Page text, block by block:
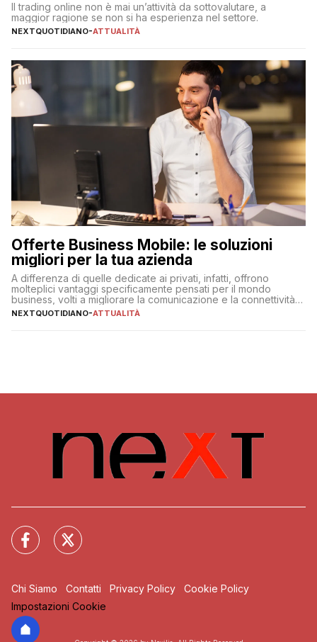
Il trading online non è mai un’attività da sottovalutare, a
maggior ragione se non si ha esperienza nel settore.
NEXTQUOTIDIANO-ATTUALITÀ
Offerte Business Mobile: le soluzioni
migliori per la tua azienda
A differenza di quelle dedicate ai privati, infatti, offrono
molteplici vantaggi specificamente pensati per il mondo
business, volti a migliorare la comunicazione e la connettività
degli utenti
NEXTQUOTIDIANO-ATTUALITÀ
Chi Siamo Contatti Privacy Policy
Cookie Policy
Impostazioni Cookie